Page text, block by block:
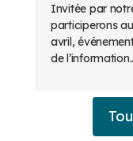
Invitée par
participerons
avril,
de